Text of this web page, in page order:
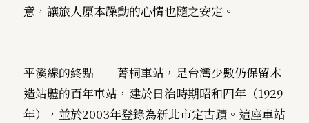
意，讓旅人原本躁動的心情也隨之安定。
平溪線的終點——菁桐車站，是台灣少數仍保留木
造站體的百年車站，建於日治時期昭和四年（1929
年），並於2003年登錄為新北市定古蹟。這座車站